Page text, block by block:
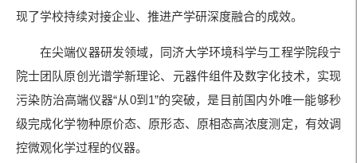
现了学校持续对接企业、推进产学研深度融合的成效。
在尖端仪器研发领域，同济大学环境科学与工程学院段宁
院士团队原创光谱学新理论、元器件组件及数字化技术，实现
污染防治高端仪器“从0到1”的突破，是目前国内外唯一能够秒
级完成化学物种原价态、原形态、原相态高浓度测定，有效调
控微观化学过程的仪器。